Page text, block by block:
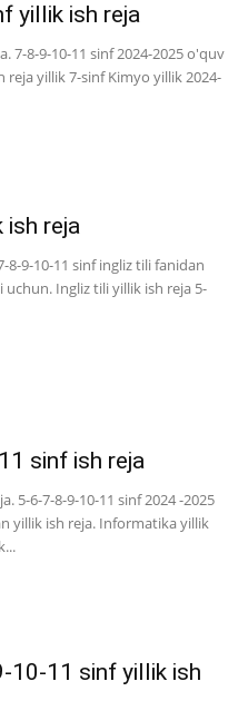
yillik ish reja
7-8-9-10-11 sinf 2024-2025 o'quv
yillik 7-sinf Kimyo yillik 2024-
reja
8-9-10-11 sinf ingliz tili fanidan
Ingliz tili yillik ish reja 5-
sinf ish reja
5-6-7-8-9-10-11 sinf 2024 -2025
yillik ish reja. Informatika yillik
10-11 sinf yillik ish